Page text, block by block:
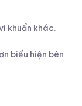
khuẩn khác.
biểu hiện bên